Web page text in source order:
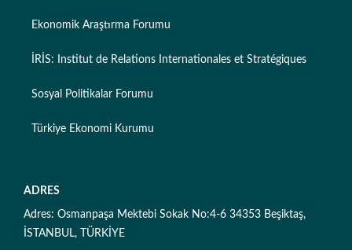
Ekonomik Araştırma Forumu
İRİS: Institut de Relations Internationales et Stratégiques
Sosyal Politikalar Forumu
Türkiye Ekonomi Kurumu
ADRES
Adres: Osmanpaşa Mektebi Sokak No:4-6 34353 Beşiktaş,
İSTANBUL, TÜRKİYE